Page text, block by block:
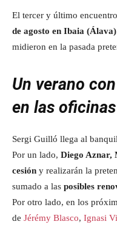
El tercer y último
de agosto en Ibaia (Álava)
midieron en la pasada
Un verano
en las
Sergi Guilló llega al
Por un lado, Diego Aznar,
cesión y realizarán la
sumado a las posibles
Por otro lado, en los
de Jérémy Blasco, Ignasi